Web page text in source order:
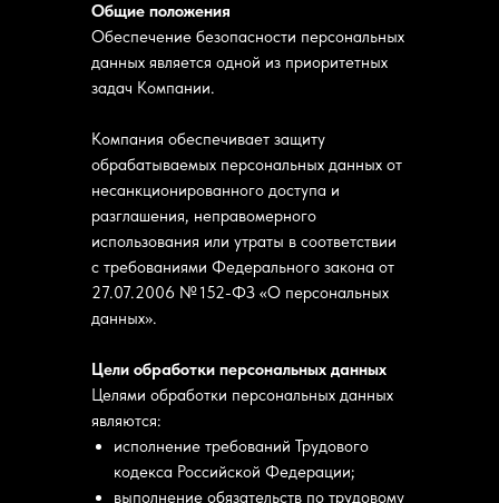
Общие положения
Обеспечение безопасности персональных
данных является одной из приоритетных
задач Компании.
Компания обеспечивает защиту
обрабатываемых персональных данных от
несанкционированного доступа и
разглашения, неправомерного
использования или утраты в соответствии
с требованиями Федерального закона от
27.07.2006 № 152-ФЗ «О персональных
данных».
Цели обработки персональных данных
Целями обработки персональных данных
являются:
исполнение требований Трудового
кодекса Российской Федерации;
выполнение обязательств по трудовому